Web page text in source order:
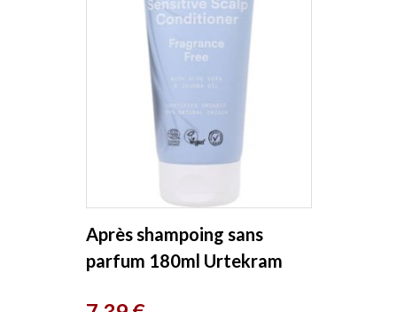
Après shampoing sans
parfum 180ml Urtekram